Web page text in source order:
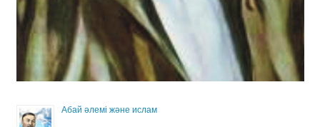
Абай әлемі және ислам